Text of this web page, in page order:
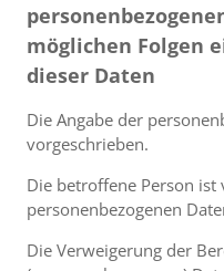
möglichen Folgen
dieser Daten
Die Angabe der
vorgeschrieben.
Die betroffene Person
personenbezogenen
Die Verweigerung der